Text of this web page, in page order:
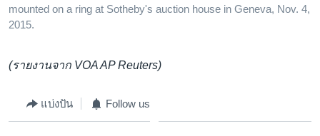
mounted on a ring at Sotheby's auction house in Geneva, Nov. 4,
2015.
(รายงานจาก VOA AP Reuters)
แบ่งปัน Follow us